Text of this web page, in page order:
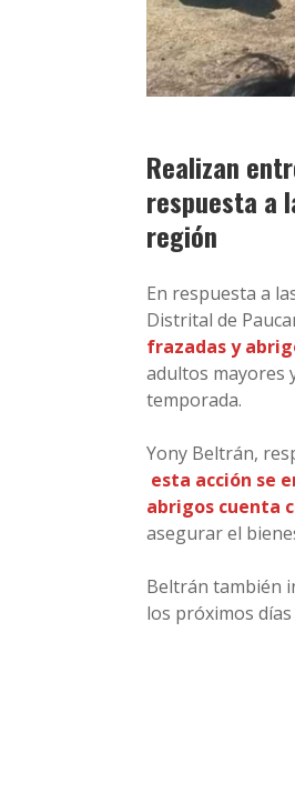
Realizan
respuesta a
región
En respuesta a
Distrital de
frazadas y
adultos mayores
temporada.
Yony Beltrán,
esta acción se
abrigos cuenta
asegurar el
Beltrán también
los próximos